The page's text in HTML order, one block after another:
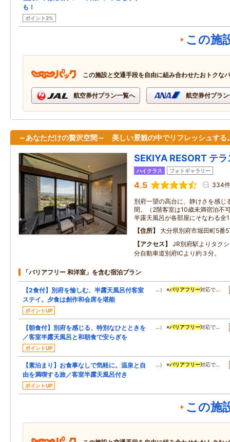
も！
ポイント2%
この施
この施設と交通手段を自由に組み合わせたおトクな
航空券付プラン一覧へ 航空券付プラ
～あなただけの贅沢空間～ 美しい景観の中でリフレッシュする
SEKIYA RESORT テ
ハイクラス フォトギャラリー
4.5 334件
別府一望の高台に、静けさを感じ
間。（2階客室は10歳未満宿泊不
半露天風呂が各部屋にそなわる全
住所
大分県別府市堀田町5番
アクセス
JR別府駅よりタク
分自動車道別府ICより約３分。
「バリアフリー 和洋室」を含む宿泊プラン
【2食付】別府を愉しむ、半露天風呂付客室
ステイ。夕食は創作和会席を堪能
ポイントUP
…） ※バリアフリー対応で…
【朝食付】別府を感じる、特別なひとときを
／客室半露天風呂と和朝食で安らぎを
ポイントUP
…） ※バリアフリー対応で…
【素泊まり】お食事なしで気軽に。温泉と自
由を満喫する旅／客室半露天風呂付き
ポイントUP
…） ※バリアフリー対応で…
この施